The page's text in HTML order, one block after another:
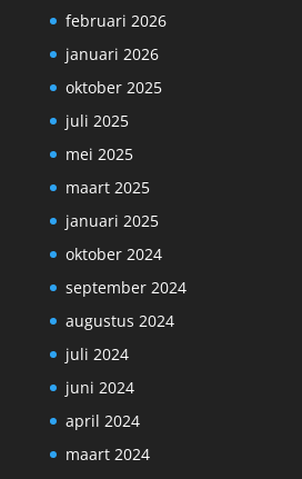
februari 2026
januari 2026
oktober 2025
juli 2025
mei 2025
maart 2025
januari 2025
oktober 2024
september 2024
augustus 2024
juli 2024
juni 2024
april 2024
maart 2024